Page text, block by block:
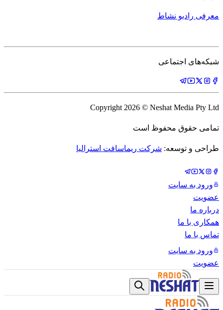
معرفی رادیو نشاط
شبکه‌های اجتماعی
Copyright 2026 © Neshat Media Pty Ltd
تمامی حقوق محفوظ است
طراحی و توسعه: شرکت ریماسافت استرالیا
ورود به سایت
عضویت
درباره ما
همکاری با ما
تماس با ما
ورود به سایت
عضویت